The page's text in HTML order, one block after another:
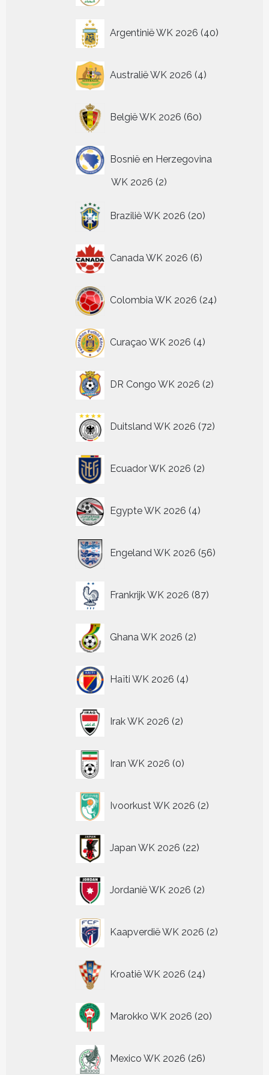
productpagina
Argentinië WK 2026 40
producten
Australië WK 2026 4
producten
België WK 2026 60
producten
Bosnië en Herzegovina
WK 2026 22
Brazilië WK 2026 20
producten
Canada WK 2026 6
producten
Colombia WK 2026 24
producten
Curaçao WK 2026 4
producten
DR Congo WK 2026 2
producten
Duitsland WK 2026 72
producten
Ecuador WK 2026 2
producten
Egypte WK 2026 4
producten
Engeland WK 2026 56
producten
Frankrijk WK 2026 87
producten
Ghana WK 2026 2
producten
Haïti WK 2026 4
producten
Irak WK 2026 2
producten
Iran WK 2026 0
producten
Ivoorkust WK 2026 2
producten
Japan WK 2026 22
producten
Jordanië WK 2026 2
producten
Kaapverdië WK 2026 2
producten
Kroatië WK 2026 24
producten
Marokko WK 2026 20
producten
Mexico WK 2026 26
producten